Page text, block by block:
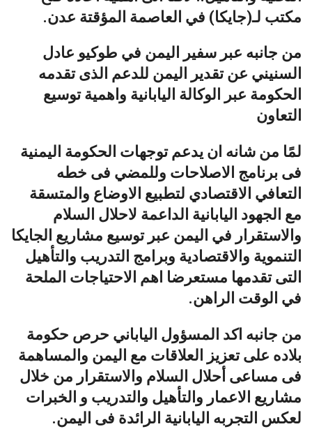
مكتب لـ(جايكا) في العاصمة المؤقتة عدن.
من جانبه عبر سفير اليمن في طوكيو عادل
السنيني عن تقدير اليمن للدعم الذى تقدمه
الحكومة عبر الوكالة اليابانية واهمية توسيع
التعاون
لمًا من شانه ان يدعم توجهات الحكومة اليمنية
فى برنامج الاصلاحات وللمضي فى خطه
التعافي الاقتصادي لتطبيع الاوضاع والمتسقة
مع الجهود اليابانية الداعمة لاحلال السلام
والاستقرار في اليمن عبر توسيع مشاريع الجايكا
التنموية والاقتصادية وبرامج التدريب والتأهيل
التى تقدمها مستعرضا اهم الاحتياجات الملحة
في الوقت الراهن.
من جانبه اكد المسؤول الياباني حرص حكومة
بلاده على تعزيز العلاقات مع اليمن والمساهمة
فى مساعى أحلال السلام والاستقرار من خلال
مشاريع الاعمار والتأهيل والتدريب و الخبرات
لعكس التجربه اليابانية الرائدة فى اليمن.